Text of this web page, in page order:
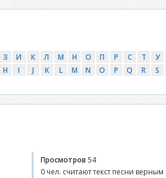
З И К Л М Н О П Р С Т У
H I J K L M N O P Q R S
Просмотров 54
0 чел. считают текст песни верным